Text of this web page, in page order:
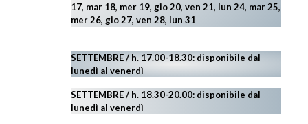
17, mar 18, mer 19, gio 20, ven 21, lun 24, mar 25,
mer 26, gio 27, ven 28, lun 31
SETTEMBRE / h. 17.00-18.30: disponibile dal
lunedì al venerdì
SETTEMBRE / h. 18.30-20.00: disponibile dal
lunedì al venerdì